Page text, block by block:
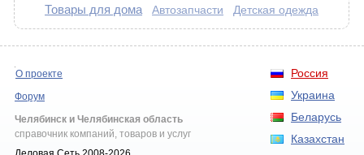
Товары для дома
Автозапчасти Детская одежда
Россия
Украина
Беларусь
Казахстан
О проекте
Форум
Челябинск и Челябинская область
справочник компаний, товаров и услуг